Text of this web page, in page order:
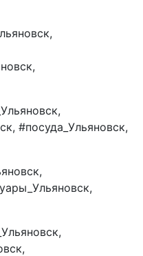
#посуда_Ульяновск,